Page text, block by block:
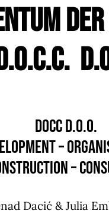
DOCC d.o.o.
–
–
Dacić & Julia